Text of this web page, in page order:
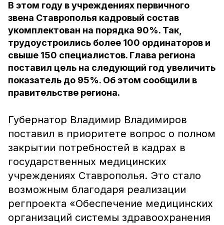
В этом году в учреждениях первичного
звена Ставрополья кадровый состав
укомплектован на порядка 90%. Так,
трудоустроились более 100 ординаторов и
свыше 150 специалистов. Глава региона
поставил цель на следующий год увеличить
показатель до 95%. Об этом сообщили в
правительстве региона.
Губернатор Владимир Владимиров
поставил в приоритете вопрос о полном
закрытии потребностей в кадрах в
государственных медицинских
учреждениях Ставрополья. Это стало
возможным благодаря реализации
регпроекта «Обеспечение медицинских
организаций системы здравоохранения